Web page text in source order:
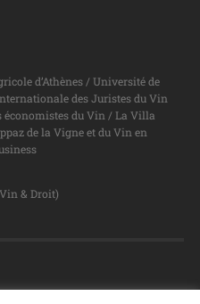
d’Athènes / Université de
des Juristes du Vin
économistes du Vin / La Villa
de la Vigne et du Vin en
& Droit)